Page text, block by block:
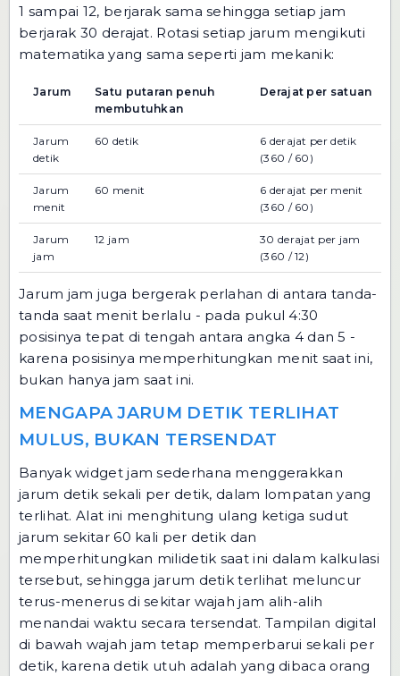
1 sampai 12, berjarak sama sehingga setiap jam
berjarak 30 derajat. Rotasi setiap jarum mengikuti
matematika yang sama seperti jam mekanik:
Jarum
Satu putaran penuh
membutuhkan
Derajat per satuan
Jarum
detik
60 detik
6 derajat per detik
(360 / 60)
Jarum
menit
60 menit
6 derajat per menit
(360 / 60)
Jarum
jam
12 jam
30 derajat per jam
(360 / 12)
Jarum jam juga bergerak perlahan di antara tanda-
tanda saat menit berlalu - pada pukul 4:30
posisinya tepat di tengah antara angka 4 dan 5 -
karena posisinya memperhitungkan menit saat ini,
bukan hanya jam saat ini.
MENGAPA JARUM DETIK TERLIHAT
MULUS, BUKAN TERSENDAT
Banyak widget jam sederhana menggerakkan
jarum detik sekali per detik, dalam lompatan yang
terlihat. Alat ini menghitung ulang ketiga sudut
jarum sekitar 60 kali per detik dan
memperhitungkan milidetik saat ini dalam kalkulasi
tersebut, sehingga jarum detik terlihat meluncur
terus-menerus di sekitar wajah jam alih-alih
menandai waktu secara tersendat. Tampilan digital
di bawah wajah jam tetap memperbarui sekali per
detik, karena detik utuh adalah yang dibaca orang